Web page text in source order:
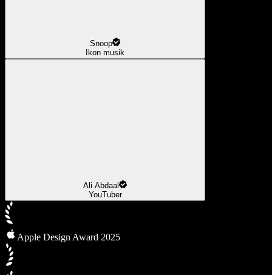
Snoop
Ikon musik
Ali Abdaal
YouTuber
Apple Design Award 2025